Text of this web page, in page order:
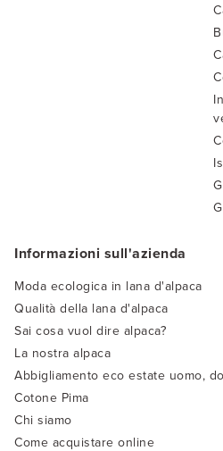
Informazioni sull'azienda
Moda ecologica in lana d'alpaca
Qualità della lana d'alpaca
Sai cosa vuol dire alpaca?
La nostra alpaca
Abbigliamento eco estate uomo,
Cotone Pima
Chi siamo
Come acquistare online